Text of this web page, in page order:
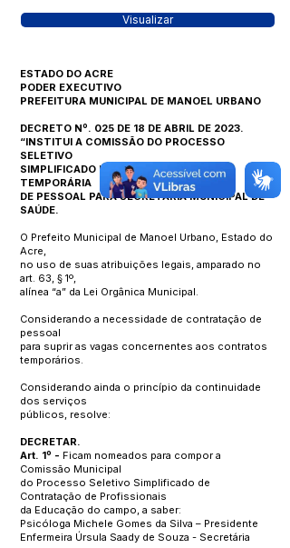
Visualizar
ESTADO DO ACRE
PODER EXECUTIVO
PREFEITURA MUNICIPAL DE MANOEL URBANO
DECRETO Nº. 025 DE 18 DE ABRIL DE 2023.
“INSTITUI A COMISSÃO DO PROCESSO
SELETIVO
SIMPLIFICADO PARA CONTRATAÇÃO
TEMPORÁRIA
DE PESSOAL PARA SECRETARIA MUNICIPAL DE
SAÚDE.
O Prefeito Municipal de Manoel Urbano, Estado do
Acre,
no uso de suas atribuições legais, amparado no
art. 63, § 1º,
alínea “a” da Lei Orgânica Municipal.
Considerando a necessidade de contratação de
pessoal
para suprir as vagas concernentes aos contratos
temporários.
Considerando ainda o princípio da continuidade
dos serviços
públicos, resolve:
DECRETAR.
Art. 1º - Ficam nomeados para compor a
Comissão Municipal
do Processo Seletivo Simplificado de
Contratação de Profissionais
da Educação do campo, a saber:
Psicóloga Michele Gomes da Silva – Presidente
Enfermeira Úrsula Saady de Souza - Secretária